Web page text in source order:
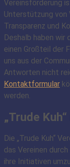
Vereinsförderung
Unterstützung von
Transparenz und
Deshalb haben wir
einen Großteil der
uns aus der
Antworten nicht
Kontaktformular
werden.
„Trude
Die „Trude Kuh“
das Vereinen
ihre Initiativen